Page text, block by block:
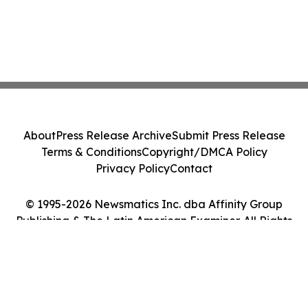
© 1995-2026 Newsmatics Inc. dba Affinity Group
Publishing & The Latin American Examiner. All Rights
AboutPress Release ArchiveSubmit Press Release
Terms & ConditionsCopyright/DMCA Policy
Privacy PolicyContact